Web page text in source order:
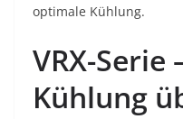
optimale Kühlung.
VRX-Serie
Kühlung